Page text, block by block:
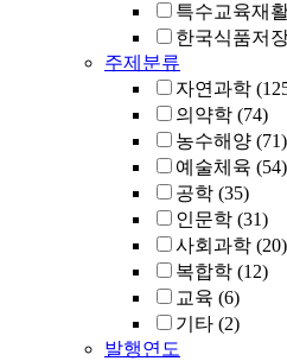
특수교육재
한국식품저
주제분류
자연과학
의약학 (74)
농수해양 (71)
예술체육 (54)
공학 (35)
인문학 (31)
사회과학 (20)
복합학 (12)
교육 (6)
기타 (2)
발행연도